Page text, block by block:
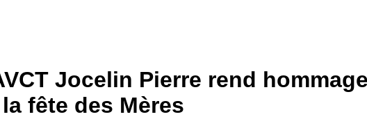
Jocelin Pierre rend
fête des Mères